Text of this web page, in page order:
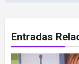
Entradas